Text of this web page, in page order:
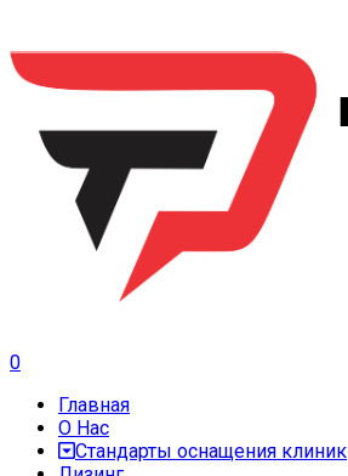
0
Главная
О Нас
Стандарты оснащения клиник